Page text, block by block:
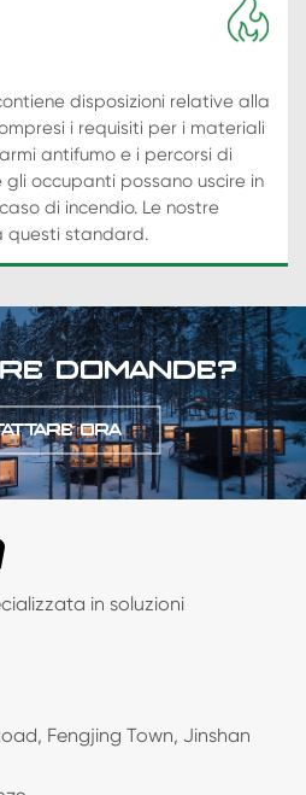
disposizioni relative alla
i requisiti per i materiali
antifumo e i percorsi di
occupanti possano uscire in
di incendio. Le nostre
questi standard.
DOMANDE?
ORA
in soluzioni
Fengjing Town, Jinshan